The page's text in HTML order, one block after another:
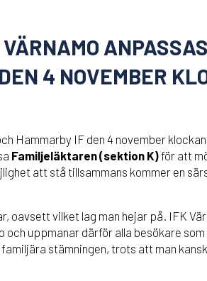
4 NOVEMBER
Hammarby IF den 4 november
Familjeläktaren (sektion K)för att
att stå tillsammans kommer en
oavsett vilket lag man hejar på. IFK
uppmanar därför alla besökare
stämningen, trots att man